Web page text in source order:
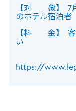
【対 象】 7月
のホテル宿泊者
【料 金】 客
い
https://